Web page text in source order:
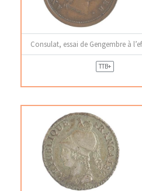
Consulat, essai de Gengembre à
TTB+